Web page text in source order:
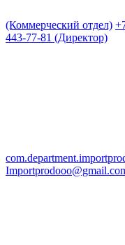
(Коммерческий отдел)
443-77-81 (Директор)